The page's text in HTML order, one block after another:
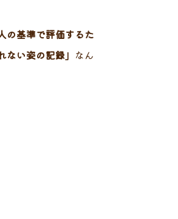
の基準で評価するた
ない姿の記録」 なん